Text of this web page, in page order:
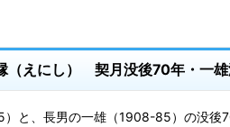
（えにし） 契月没後70年・一
と、長男の一雄（1908-85）の没後